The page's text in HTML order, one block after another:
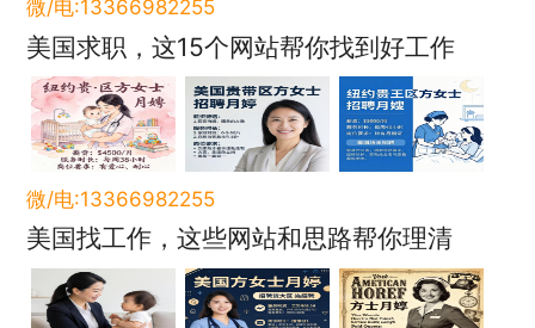
微/电:13366982255
美国求职，这15个网站帮你找到好工作
微/电:13366982255
美国找工作，这些网站和思路帮你理清